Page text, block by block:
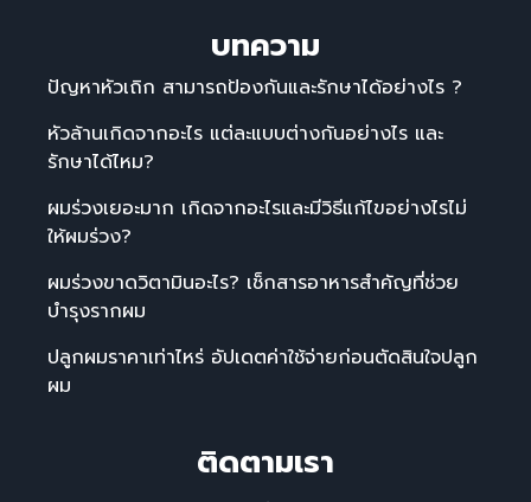
บทความ
ปัญหาหัวเถิก สามารถป้องกันและรักษาได้อย่างไร ?
หัวล้านเกิดจากอะไร แต่ละแบบต่างกันอย่างไร และ
รักษาได้ไหม?
ผมร่วงเยอะมาก เกิดจากอะไรและมีวิธีแก้ไขอย่างไรไม่
ให้ผมร่วง?
ผมร่วงขาดวิตามินอะไร? เช็กสารอาหารสำคัญที่ช่วย
บำรุงรากผม
ปลูกผมราคาเท่าไหร่ อัปเดตค่าใช้จ่ายก่อนตัดสินใจปลูก
ผม
ติดตามเรา